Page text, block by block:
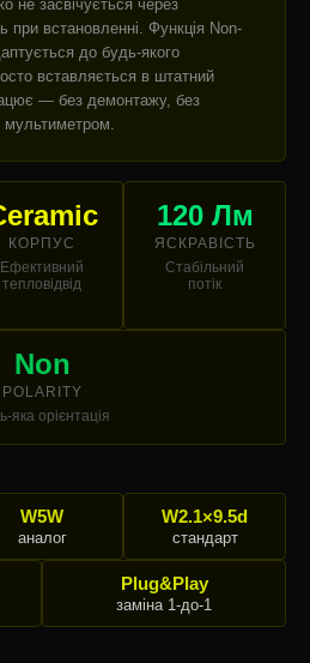
не засвічується через
при встановленні. Функція Non-
до будь-якого
вставляється в штатний
— без демонтажу, без
мультиметром.
КОРПУС
Ефективний
тепловідвід
120 Лм
ЯСКРАВІСТЬ
Стабільний
потік
Non
POLARITY
яка орієнтація
W5W
аналог
W2.1×9.5d
стандарт
Plug&Play
заміна 1-до-1